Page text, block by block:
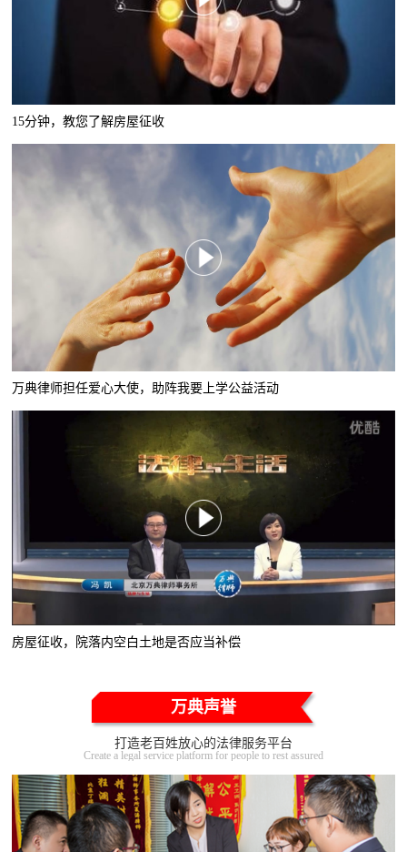
15分钟，教您了解房屋征收
万典律师担任爱心大使，助阵我要上学公益活动
房屋征收，院落内空白土地是否应当补偿
万典声誉
打造老百姓放心的法律服务平台
Create a legal service platform for people to rest assured